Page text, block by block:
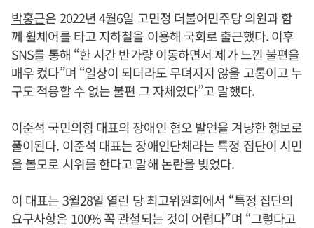
박홍근은 2022년 4월6일 고민정 더불어민주당 의원과 함
께 휠체어를 타고 지하철을 이용해 국회로 출근했다. 이후
SNS를 통해 “한 시간 반가량 이동하면서 제가 느낀 불편을
매우 컸다”며 “일상이 되더라도 무뎌지지 않을 고통이고 누
구도 적응할 수 없는 불편 그 자체였다”고 말했다.
이준석 국민의힘 대표의 장애인 혐오 발언을 겨냥한 행보로
풀이된다. 이준석 대표는 장애인단체라는 특정 집단이 시민
을 볼모로 시위를 한다고 말해 논란을 빚었다.
이 대표는 3월28일 열린 당 최고위원회에서 “특정 집단의
요구사항은 100% 꼭 관철되는 것이 어렵다”며 “그렇다고